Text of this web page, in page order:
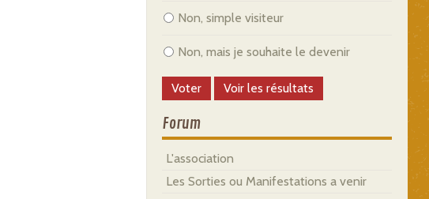
Non, simple visiteur
Non, mais je souhaite le devenir
Forum
L'association
Les Sorties ou Manifestations a venir